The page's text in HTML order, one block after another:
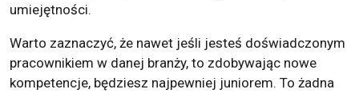
umiejętności.
Warto zaznaczyć, że nawet jeśli jesteś doświadczonym
pracownikiem w danej branży, to zdobywając nowe
kompetencje, będziesz najpewniej juniorem. To żadna